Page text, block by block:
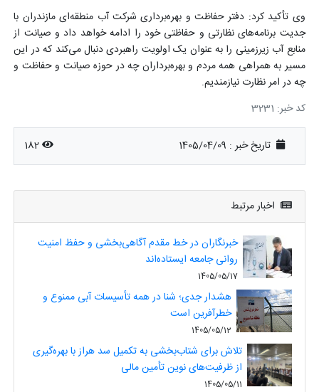
وی تأکید کرد: دفتر حفاظت و بهره‌برداری شرکت آب منطقه‌ای مازندران با
جدیت برنامه‌های نظارتی و حفاظتی خود را ادامه خواهد داد و صیانت از
منابع آب زیرزمینی را به عنوان یک اولویت راهبردی دنبال می‌کند که در این
مسیر به همراهی همه مردم و بهره‌برداران چه در حوزه صیانت و حفاظت و
چه در امر نظارت نیازمندیم.
کد خبر: 3231
تاریخ خبر : 1405/04/09 182
اخبار مرتبط
خبرنگاران در خط مقدم آگاهی‌بخشی و حفظ امنیت
روانی جامعه ایستاده‌اند
1405/05/17
هشدار جدی؛ شنا در همه تأسیسات آبی ممنوع و
خطرآفرین است
1405/05/12
تلاش برای شتاب‌بخشی به تکمیل سد هراز با بهره‌گیری
از ظرفیت‌های نوین تأمین مالی
1405/05/11